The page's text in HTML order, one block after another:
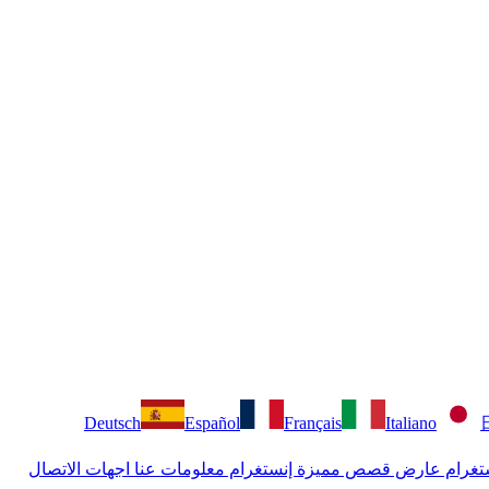
Deutsch Español Français Italiano
عارض قصص مميزة إنستغرام معلومات عنا اجهات الاتصال